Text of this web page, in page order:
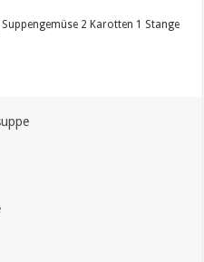
2 Karotten 1 Stange